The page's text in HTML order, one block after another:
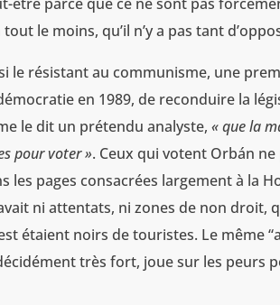
le moins, qu’il n’y a pas tant
le résistant au communisme, une
en 1989, de reconduire la
le dit un prétendu analyste,« que la
pour voter ». Ceux qui votent Orbán
pages consacrées largement à la
ni attentats, ni zones de non droit,
étaient noirs de touristes. Le même
très fort, joue sur les peurs